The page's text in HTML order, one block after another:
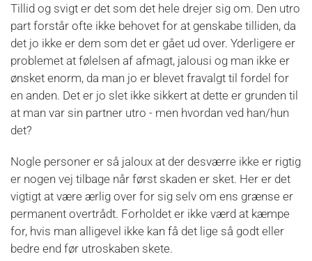
Tillid og svigt er det som det hele drejer sig om. Den utro
part forstår ofte ikke behovet for at genskabe tilliden, da
det jo ikke er dem som det er gået ud over. Yderligere er
problemet at følelsen af afmagt, jalousi og man ikke er
ønsket enorm, da man jo er blevet fravalgt til fordel for
en anden. Det er jo slet ikke sikkert at dette er grunden til
at man var sin partner utro - men hvordan ved han/hun
det?
Nogle personer er så jaloux at der desværre ikke er rigtig
er nogen vej tilbage når først skaden er sket. Her er det
vigtigt at være ærlig over for sig selv om ens grænse er
permanent overtrådt. Forholdet er ikke værd at kæmpe
for, hvis man alligevel ikke kan få det lige så godt eller
bedre end før utroskaben skete.